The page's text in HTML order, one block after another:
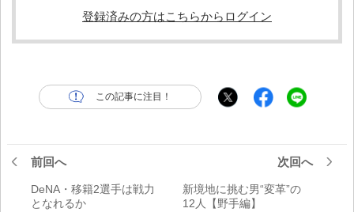
登録済みの方はこちらからログイン
この記事に注目！
前回へ
DeNA・移籍2選手は戦力
となれるか
次回へ
新境地に挑む男“変革”の
12人【野手編】